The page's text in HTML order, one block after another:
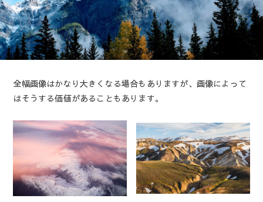
全幅画像はかなり大きくなる場合もありますが、画像によって
はそうする価値があることもあります。